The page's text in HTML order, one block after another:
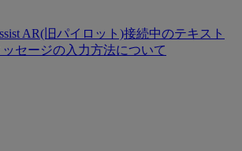
AR(旧パイロット)接続中のテキスト
ッセージの入力方法について